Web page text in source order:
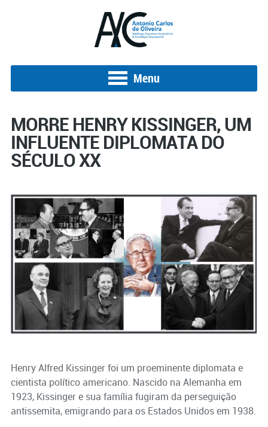
Menu
MORRE HENRY KISSINGER, UM
INFLUENTE DIPLOMATA DO
SÉCULO XX
Henry Alfred Kissinger foi um proeminente diplomata e
cientista político americano. Nascido na Alemanha em
1923, Kissinger e sua família fugiram da perseguição
antissemita, emigrando para os Estados Unidos em 1938.